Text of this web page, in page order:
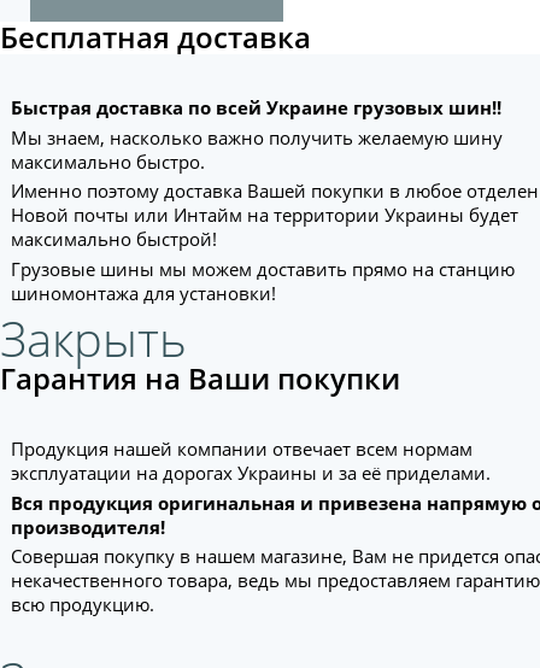
Бесплатная доставка
Быстрая доставка по всей Украине грузовых шин!!
Мы знаем, насколько важно получить желаемую шину
максимально быстро.
Именно поэтому доставка Вашей покупки в любое
Новой почты или Интайм на территории Украины будет
максимально быстрой!
Грузовые шины мы можем доставить прямо на станцию
шиномонтажа для установки!
Закрыть
Гарантия на Ваши покупки
Продукция нашей компании отвечает всем нормам
эксплуатации на дорогах Украины и за её приделами.
Вся продукция оригинальная и привезена напрямую
производителя!
Совершая покупку в нашем магазине, Вам не придется
некачественного товара, ведь мы предоставляем
всю продукцию.